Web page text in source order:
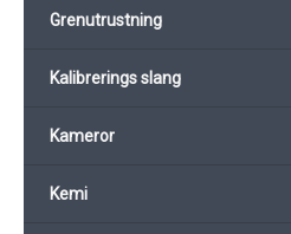
Grenutrustning
Kalibrerings slang
Kameror
Kemi